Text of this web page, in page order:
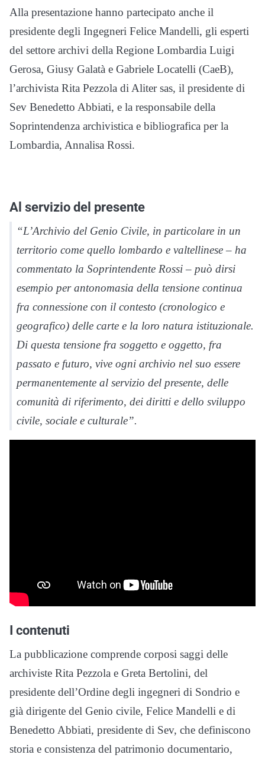
Alla presentazione hanno partecipato anche il
presidente degli Ingegneri Felice Mandelli, gli esperti
del settore archivi della Regione Lombardia Luigi
Gerosa, Giusy Galatà e Gabriele Locatelli (CaeB),
l’archivista Rita Pezzola di Aliter sas, il presidente di
Sev Benedetto Abbiati, e la responsabile della
Soprintendenza archivistica e bibliografica per la
Lombardia, Annalisa Rossi.
Al servizio del presente
“L’Archivio del Genio Civile, in particolare in un
territorio come quello lombardo e valtellinese – ha
commentato la Soprintendente Rossi – può dirsi
esempio per antonomasia della tensione continua
fra connessione con il contesto (cronologico e
geografico) delle carte e la loro natura istituzionale.
Di questa tensione fra soggetto e oggetto, fra
passato e futuro, vive ogni archivio nel suo essere
permanentemente al servizio del presente, delle
comunità di riferimento, dei diritti e dello sviluppo
civile, sociale e culturale”.
I contenuti
La pubblicazione comprende corposi saggi delle
archiviste Rita Pezzola e Greta Bertolini, del
presidente dell’Ordine degli ingegneri di Sondrio e
già dirigente del Genio civile, Felice Mandelli e di
Benedetto Abbiati, presidente di Sev, che definiscono
storia e consistenza del patrimonio documentario,